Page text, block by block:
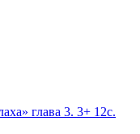
глава 3. 3+ 12с.